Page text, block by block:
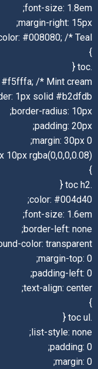
font-size: 1.8em;
margin-right: 15px;
#008080; /* Teal */
}
.toc {
/* Mint cream */
1px solid #b2dfdb;
border-radius: 10px;
padding: 20px;
margin: 30px 0;
10px rgba(0,0,0,0.08);
}
.toc h2 {
color: #004d40;
font-size: 1.6em;
border-left: none;
color: transparent;
margin-top: 0;
padding-left: 0;
text-align: center;
}
.toc ul {
list-style: none;
padding: 0;
margin: 0;